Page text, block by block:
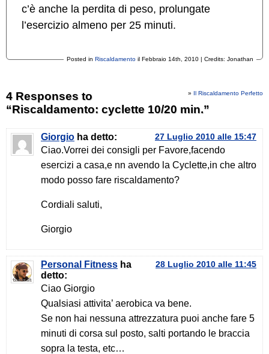
c’è anche la perdita di peso, prolungate
l’esercizio almeno per 25 minuti.
Posted in Riscaldamento il Febbraio 14th, 2010 | Credits: Jonathan
» Il Riscaldamento Perfetto
4 Responses to
“Riscaldamento: cyclette 10/20 min.”
Giorgio ha detto: 27 Luglio 2010 alle 15:47
Ciao.Vorrei dei consigli per Favore,facendo
esercizi a casa,e nn avendo la Cyclette,in che altro
modo posso fare riscaldamento?
Cordiali saluti,
Giorgio
Personal Fitness ha
detto:
28 Luglio 2010 alle 11:45
Ciao Giorgio
Qualsiasi attivita’ aerobica va bene.
Se non hai nessuna attrezzatura puoi anche fare 5
minuti di corsa sul posto, salti portando le braccia
sopra la testa, etc…